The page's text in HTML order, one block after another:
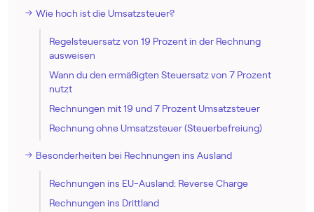
Wie hoch ist die Umsatzsteuer?
Regelsteuersatz von 19 Prozent in der Rechnung
ausweisen
Wann du den ermäßigten Steuersatz von 7 Prozent
nutzt
Rechnungen mit 19 und 7 Prozent Umsatzsteuer
Rechnung ohne Umsatzsteuer (Steuerbefreiung)
Besonderheiten bei Rechnungen ins Ausland
Rechnungen ins EU-Ausland: Reverse Charge
Rechnungen ins Drittland